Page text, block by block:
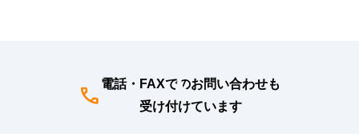
電話・FAXでのお問い合わせも
受け付けています